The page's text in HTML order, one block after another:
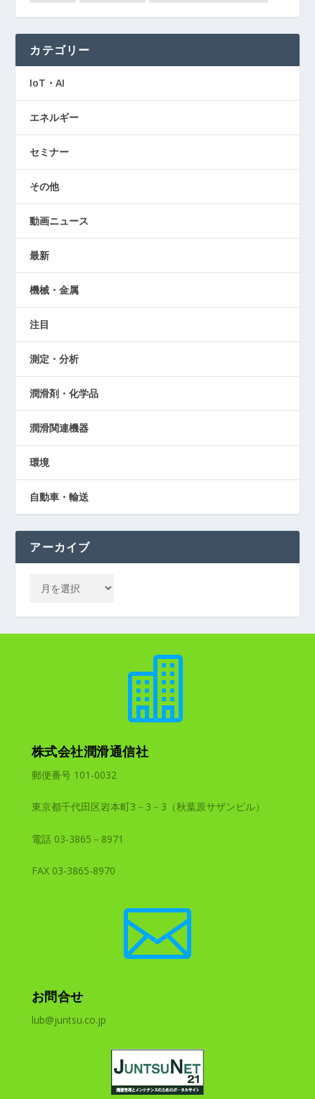
カテゴリー
IoT・AI
エネルギー
セミナー
その他
動画ニュース
最新
機械・金属
注目
測定・分析
潤滑剤・化学品
潤滑関連機器
環境
自動車・輸送
アーカイブ

株式会社潤滑通信社
郵便番号 101-0032
東京都千代田区岩本町3－3－3（秋葉原サザンビル）
電話 03-3865－8971
FAX 03-3865-8970

お問合せ
lub@juntsu.co.jp